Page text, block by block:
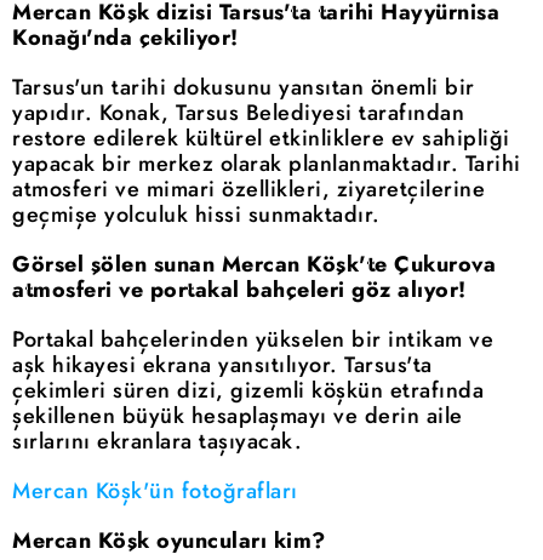
Mercan Köşk dizisi Tarsus'ta tarihi Hayyürnisa
Konağı'nda çekiliyor!
Tarsus'un tarihi dokusunu yansıtan önemli bir
yapıdır. Konak, Tarsus Belediyesi tarafından
restore edilerek kültürel etkinliklere ev sahipliği
yapacak bir merkez olarak planlanmaktadır. Tarihi
atmosferi ve mimari özellikleri, ziyaretçilerine
geçmişe yolculuk hissi sunmaktadır.
Görsel şölen sunan Mercan Köşk'te Çukurova
atmosferi ve portakal bahçeleri göz alıyor!
Portakal bahçelerinden yükselen bir intikam ve
aşk hikayesi ekrana yansıtılıyor. Tarsus'ta
çekimleri süren dizi, gizemli köşkün etrafında
şekillenen büyük hesaplaşmayı ve derin aile
sırlarını ekranlara taşıyacak.
Mercan Köşk'ün fotoğrafları
Mercan Köşk oyuncuları kim?